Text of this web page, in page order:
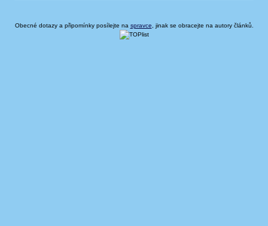
Obecné dotazy a připomínky posílejte na spravce , jinak se obracejte na autory článků.